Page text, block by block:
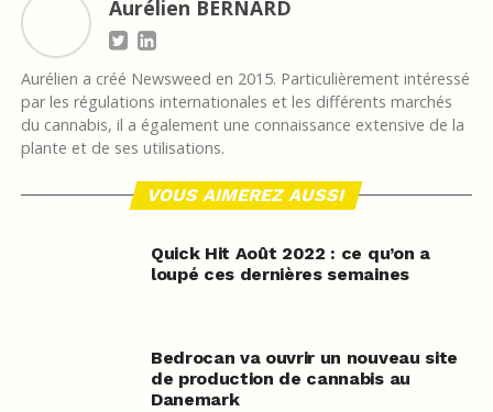
Aurélien BERNARD
Aurélien a créé Newsweed en 2015. Particulièrement intéressé
par les régulations internationales et les différents marchés
du cannabis, il a également une connaissance extensive de la
plante et de ses utilisations.
VOUS AIMEREZ AUSSI
Quick Hit Août 2022 : ce qu’on a
loupé ces dernières semaines
Bedrocan va ouvrir un nouveau site
de production de cannabis au
Danemark